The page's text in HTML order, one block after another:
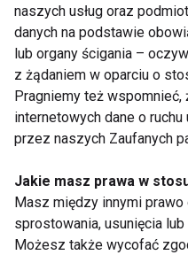
Jak dbać o implanty i
prace protetyczne?
Zdrowy styl życia
kluczem do pięknego
naszych usług oraz
danych na podstawie
lub organy ścigania –
z żądaniem w oparciu o
Pragniemy też
internetowych dane o
przez naszych Zaufanych
Jakie masz prawa w
Masz między innymi
sprostowania, usunięcia
Możesz także wycofać